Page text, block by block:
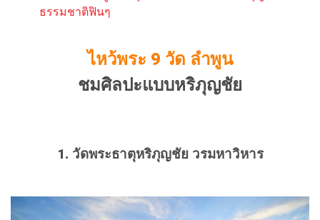
ธรรมชาติฟินๆ
ไหว้พระ 9 วัด ลำพูน
ชมศิลปะแบบหริภุญชัย
1. วัดพระธาตุหริภุญชัย วรมหาวิหาร